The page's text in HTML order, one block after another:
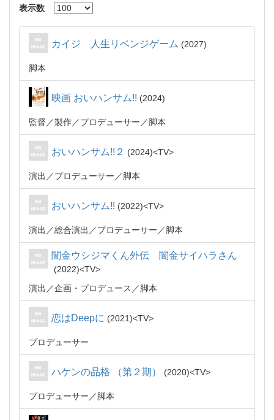
表示数
カイジ 人生リベンジゲーム 2027
脚本
映画 おいハンサム!! 2024
監督 製作 プロデューサー 脚本
おいハンサム!!２ 2024 TV
演出 プロデューサー 脚本
おいハンサム!! 2022 TV
演出 総合演出 プロデューサー 脚本
闇金ウシジマくん外伝 闇金サイハラさん
2022
TV
演出
企画・プロデュース 脚本
恋はDeepに 2021 TV
プロデューサー
ハケンの品格 （第２期） 2020 TV
プロデューサー 脚本